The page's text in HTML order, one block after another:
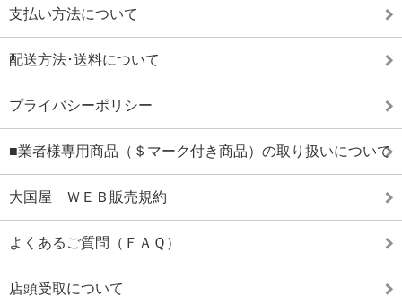
支払い方法について
配送方法･送料について
プライバシーポリシー
■業者様専用商品（＄マーク付き商品）の取り扱いについて
大国屋 ＷＥＢ販売規約
よくあるご質問（ＦＡＱ）
店頭受取について